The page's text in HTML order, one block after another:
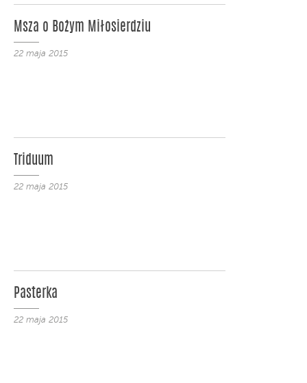
Msza o Bożym Miłosierdziu
22 maja 2015
Triduum
22 maja 2015
Pasterka
22 maja 2015